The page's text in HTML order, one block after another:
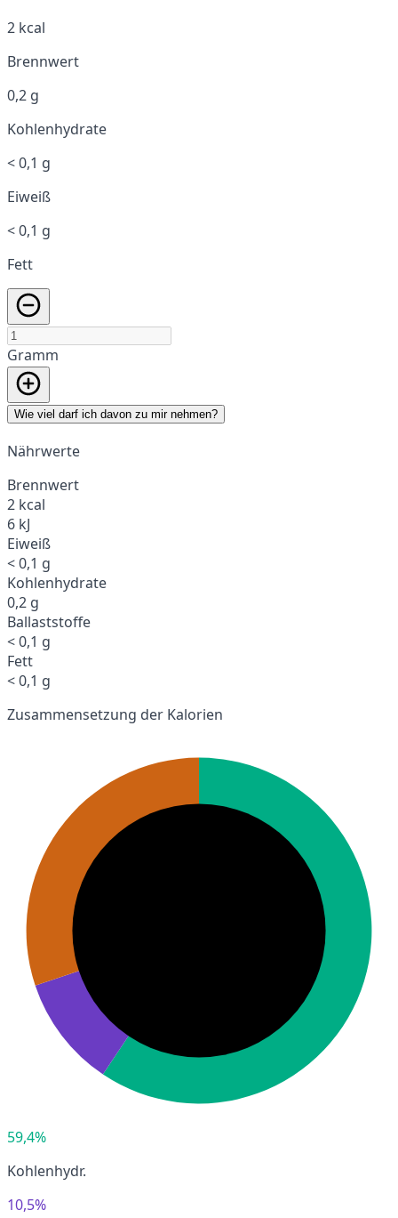
2 kcal
Brennwert
0,2 g
Kohlenhydrate
< 0,1 g
Eiweiß
< 0,1 g
Fett
Gramm
Wie viel darf ich davon zu mir nehmen?
Nährwerte
Brennwert
2 kcal
6 kJ
Eiweiß
< 0,1 g
Kohlenhydrate
0,2 g
Ballaststoffe
< 0,1 g
Fett
< 0,1 g
Zusammensetzung der Kalorien
59,4%
Kohlenhydr.
10,5%